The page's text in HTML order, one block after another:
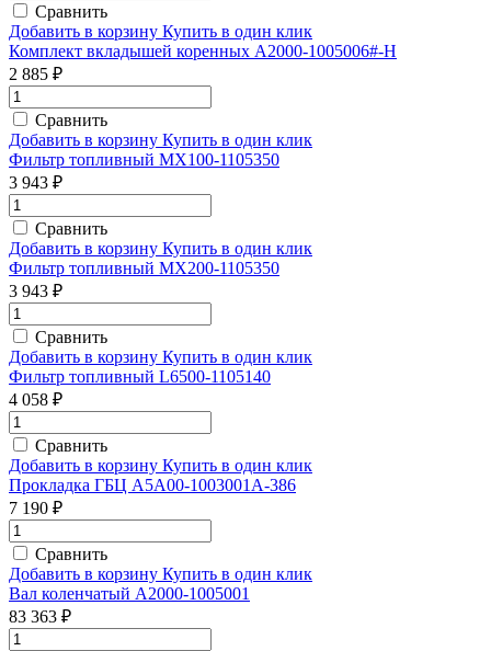
Сравнить
Добавить в корзину Купить в один клик
Комплект вкладышей коренных A2000-1005006#-H
2 885 ₽
Сравнить
Добавить в корзину Купить в один клик
Фильтр топливный MX100-1105350
3 943 ₽
Сравнить
Добавить в корзину Купить в один клик
Фильтр топливный MX200-1105350
3 943 ₽
Сравнить
Добавить в корзину Купить в один клик
Фильтр топливный L6500-1105140
4 058 ₽
Сравнить
Добавить в корзину Купить в один клик
Прокладка ГБЦ A5A00-1003001A-386
7 190 ₽
Сравнить
Добавить в корзину Купить в один клик
Вал коленчатый A2000-1005001
83 363 ₽